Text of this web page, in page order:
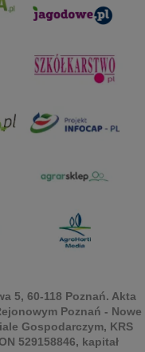
5, 60-118 Poznań. Akta
Poznań - Nowe
Gospodarczym, KRS
529158846, kapitał